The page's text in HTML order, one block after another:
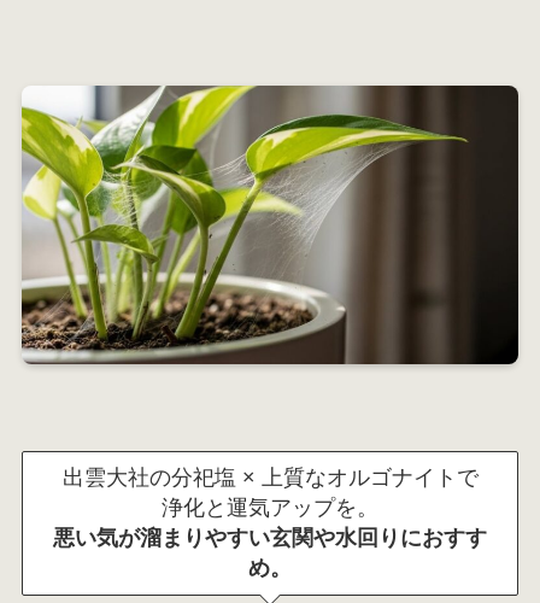
出雲大社の分祀塩 × 上質なオルゴナイトで
浄化と運気アップを。
悪い気が溜まりやすい玄関や水回りにおすす
め。